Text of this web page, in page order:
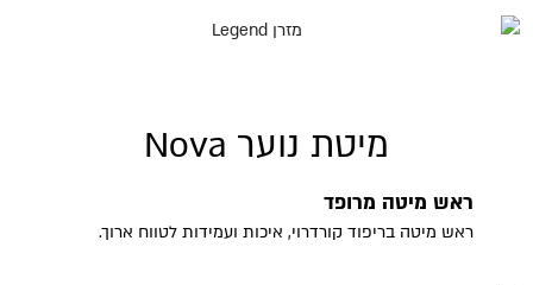
מיטת נוער Nova
ראש מיטה מרופד
ראש מיטה בריפוד קורדרוי, איכות ועמידות לטווח ארוך.